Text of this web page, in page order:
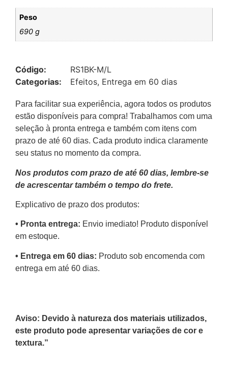
Peso
690 g
Código:
RS1BK-M/L
Categorias:
Efeitos, Entrega em 60 dias
Para facilitar sua experiência, agora todos os produtos
estão disponíveis para compra! Trabalhamos com uma
seleção à pronta entrega e também com itens com
prazo de até 60 dias. Cada produto indica claramente
seu status no momento da compra.
Nos produtos com prazo de até 60 dias, lembre-se
de acrescentar também o tempo do frete.
Explicativo de prazo dos produtos:
•⁠ ⁠Pronta entrega: Envio imediato! Produto disponível
em estoque.
•⁠ Entrega em 60 dias: Produto sob encomenda com
entrega em até 60 dias.
Aviso: Devido à natureza dos materiais utilizados,
este produto pode apresentar variações de cor e
textura.”